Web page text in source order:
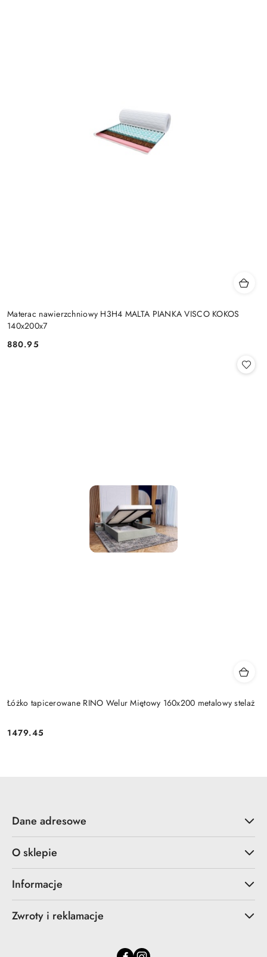
Materac nawierzchniowy H3H4 MALTA PIANKA VISCO KOKOS
140x200x7
Cena:
880.95
Łóżko tapicerowane RINO Welur Miętowy 160x200 metalowy stelaż
Cena:
1479.45
Dane adresowe
O sklepie
Informacje
Zwroty i reklamacje